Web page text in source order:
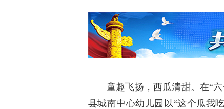
童趣飞扬，西瓜清甜。在“
县城南中心幼儿园以“这个瓜我